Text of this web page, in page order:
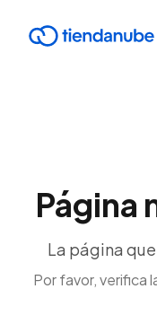
Página
La página
Por favor, verifica